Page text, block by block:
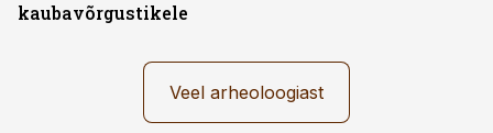
kaubavõrgustikele
Veel arheoloogiast